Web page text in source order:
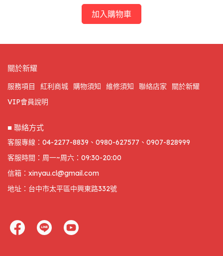
加入購物車
關於新耀
服務項目 紅利商城 購物須知 維修須知 聯絡店家
關於新耀
VIP會員說明
■ 聯絡方式
客服專線：04-2277-8839、0980-627577、0907-828999
客服時間：周一~周六：09:30-20:00
信箱：xinyau.cl@gmail.com
地址：台中市太平區中興東路332號